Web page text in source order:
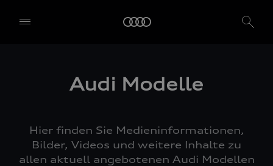
Audi Modelle
Hier finden Sie Medieninformationen,
Bilder, Videos und weitere Inhalte zu
allen aktuell angebotenen Audi Modellen